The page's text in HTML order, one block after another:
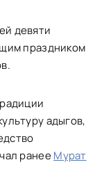
девяти
праздником
адыгов,
ранееМурат